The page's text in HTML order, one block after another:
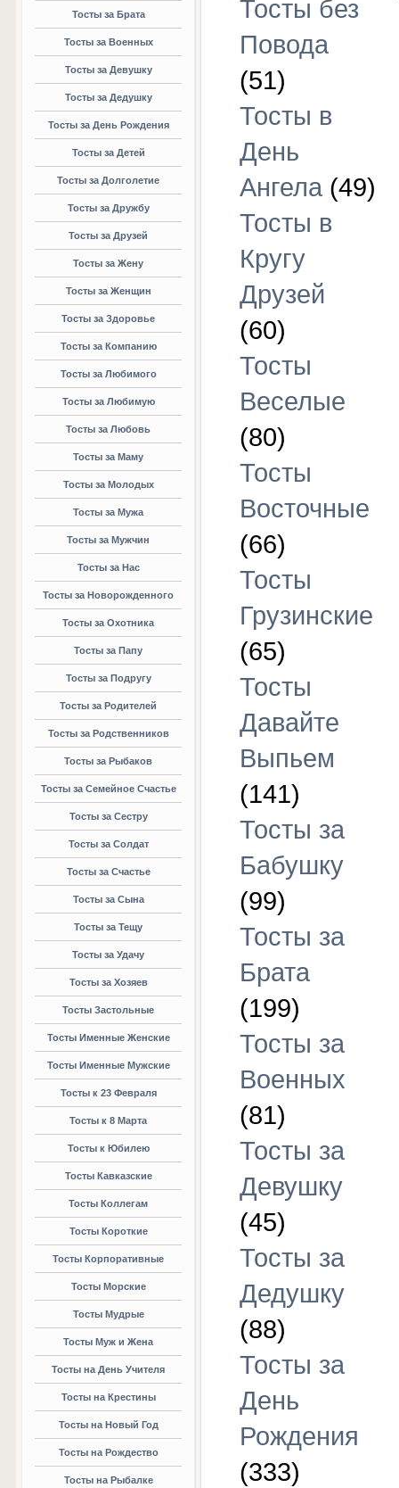
Тосты за Брата
Тосты за Военных
Тосты за Девушку
Тосты за Дедушку
Тосты за День Рождения
Тосты за Детей
Тосты за Долголетие
Тосты за Дружбу
Тосты за Друзей
Тосты за Жену
Тосты за Женщин
Тосты за Здоровье
Тосты за Компанию
Тосты за Любимого
Тосты за Любимую
Тосты за Любовь
Тосты за Маму
Тосты за Молодых
Тосты за Мужа
Тосты за Мужчин
Тосты за Нас
Тосты за Новорожденного
Тосты за Охотника
Тосты за Папу
Тосты за Подругу
Тосты за Родителей
Тосты за Родственников
Тосты за Рыбаков
Тосты за Семейное Счастье
Тосты за Сестру
Тосты за Солдат
Тосты за Счастье
Тосты за Сына
Тосты за Тещу
Тосты за Удачу
Тосты за Хозяев
Тосты Застольные
Тосты Именные Женские
Тосты Именные Мужские
Тосты к 23 Февраля
Тосты к 8 Марта
Тосты к Юбилею
Тосты Кавказские
Тосты Коллегам
Тосты Короткие
Тосты Корпоративные
Тосты Морские
Тосты Мудрые
Тосты Муж и Жена
Тосты на День Учителя
Тосты на Крестины
Тосты на Новый Год
Тосты на Рождество
Тосты на Рыбалке
Тосты без
Повода
(51)
Тосты в
День
Ангела (49)
Тосты в
Кругу
Друзей
(60)
Тосты
Веселые
(80)
Тосты
Восточные
(66)
Тосты
Грузинские
(65)
Тосты
Давайте
Выпьем
(141)
Тосты за
Бабушку
(99)
Тосты за
Брата
(199)
Тосты за
Военных
(81)
Тосты за
Девушку
(45)
Тосты за
Дедушку
(88)
Тосты за
День
Рождения
(333)